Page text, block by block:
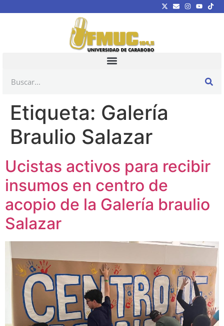
Etiqueta: Galería
Braulio Salazar
Ucistas activos para recibir
insumos en centro de
acopio de la Galería braulio
Salazar